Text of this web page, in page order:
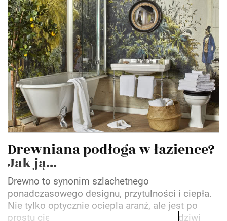
Drewniana podłoga w łazience?
Jak ją...
Drewno to synonim szlachetnego
ponadczasowego designu, przytulności i ciepła.
Nie tylko optycznie ociepla aranż, ale jest po
prostu ciepłe i przyjemne w dotyku. Nie dziwi